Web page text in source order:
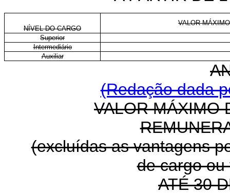
NÍVEL DO CARGO
VALOR
Superior
Intermediário
Auxiliar
(Redação dada
VALOR MÁXIMO
(excluídas as vantagens
de cargo ou
ATÉ 30